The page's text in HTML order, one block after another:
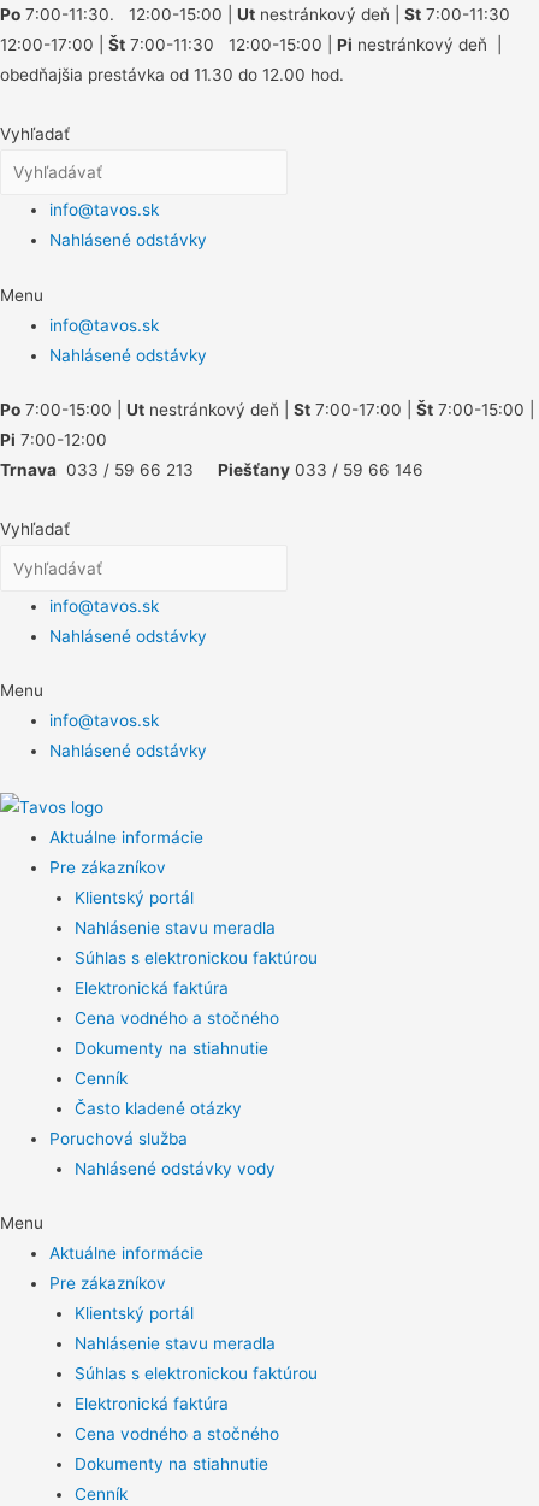
Po 7:00-11:30. 12:00-15:00 | Ut nestránkový deň | St 7:00-11:30
12:00-17:00 | Št 7:00-11:30 12:00-15:00 | Pi nestránkový deň |
obedňajšia prestávka od 11.30 do 12.00 hod.
Vyhľadať
info@tavos.sk
Nahlásené odstávky
Menu
info@tavos.sk
Nahlásené odstávky
Po 7:00-15:00 | Ut nestránkový deň | St 7:00-17:00 | Št 7:00-15:00 |
Pi 7:00-12:00
Trnava 033 / 59 66 213 Piešťany 033 / 59 66 146
Vyhľadať
info@tavos.sk
Nahlásené odstávky
Menu
info@tavos.sk
Nahlásené odstávky
Aktuálne informácie
Pre zákazníkov
Klientský portál
Nahlásenie stavu meradla
Súhlas s elektronickou faktúrou
Elektronická faktúra
Cena vodného a stočného
Dokumenty na stiahnutie
Cenník
Často kladené otázky
Poruchová služba
Nahlásené odstávky vody
Menu
Aktuálne informácie
Pre zákazníkov
Klientský portál
Nahlásenie stavu meradla
Súhlas s elektronickou faktúrou
Elektronická faktúra
Cena vodného a stočného
Dokumenty na stiahnutie
Cenník